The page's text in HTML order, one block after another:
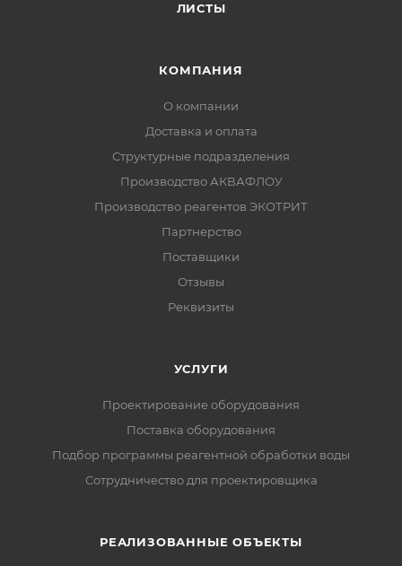
ЛИСТЫ
КОМПАНИЯ
О компании
Доставка и оплата
Структурные подразделения
Производство АКВАФЛОУ
Производство реагентов ЭКОТРИТ
Партнерство
Поставщики
Отзывы
Реквизиты
УСЛУГИ
Проектирование оборудования
Поставка оборудования
Подбор программы реагентной обработки воды
Сотрудничество для проектировщика
РЕАЛИЗОВАННЫЕ ОБЪЕКТЫ